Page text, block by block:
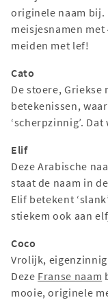
originele naam bij.
meisjesnamen
meiden met lef!
Cato
De stoere, Griekse
betekenissen,
‘scherpzinnig’.
Elif
Deze Arabische
staat de naam in
Elif betekent
stiekem ook aan
Coco
Vrolijk,
Deze Franse naam
mooie, originele